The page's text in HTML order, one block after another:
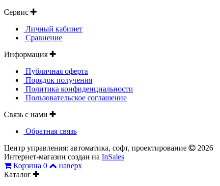
Сервис
Личный кабинет
Сравнение
Информация
Публичная оферта
Порядок получения
Политика конфиденциальности
Пользовательское соглашение
Связь с нами
Обратная связь
Центр управления: автоматика, софт, проектирование
2026
Интернет-магазин создан на InSales
Корзина 0
наверх
Каталог